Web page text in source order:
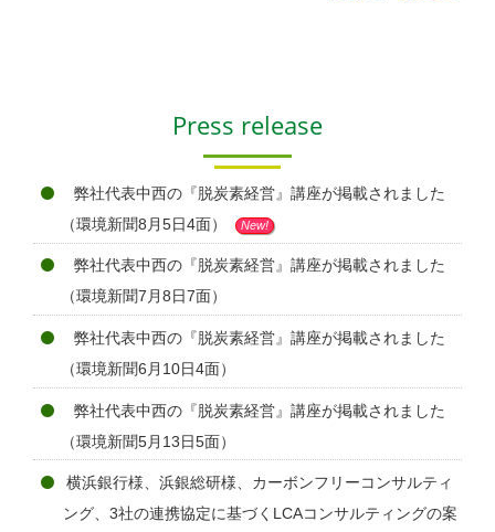
Press release
弊社代表中西の『脱炭素経営』講座が掲載されました
（環境新聞8月5日4面）
New!
弊社代表中西の『脱炭素経営』講座が掲載されました
（環境新聞7月8日7面）
弊社代表中西の『脱炭素経営』講座が掲載されました
（環境新聞6月10日4面）
弊社代表中西の『脱炭素経営』講座が掲載されました
（環境新聞5月13日5面）
横浜銀行様、浜銀総研様、カーボンフリーコンサルティ
ング、3社の連携協定に基づくLCAコンサルティングの案